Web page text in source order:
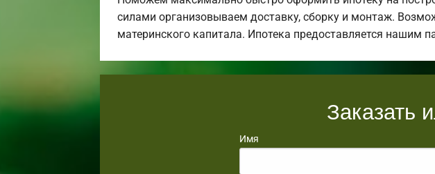
силами организовываем доставку, сборку и монтаж.
материнского капитала. Ипотека предоставляется нашим
Заказать
Имя